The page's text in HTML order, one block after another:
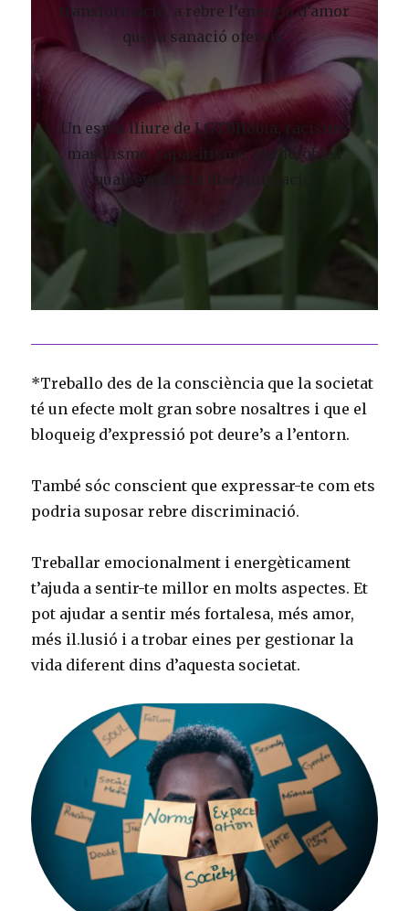
transformació, a rebre l’energia d’amor
que la sanació ofereix.
Un espai lliure de LGTBIfòbia, racisme,
masclisme, capacitisme, gordofòbia i
qualsevol altra discriminació.
*Treballo des de la consciència que la societat
té un efecte molt gran sobre nosaltres i que el
bloqueig d’expressió pot deure’s a l’entorn.
També sóc conscient que expressar-te com ets
podria suposar rebre discriminació.
Treballar emocionalment i energèticament
t’ajuda a sentir-te millor en molts aspectes. Et
pot ajudar a sentir més fortalesa, més amor,
més il.lusió i a trobar eines per gestionar la
vida diferent dins d’aquesta societat.